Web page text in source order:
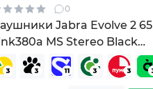
0
Jabra Evolve 2 65
MS Stereo Black
999-999)